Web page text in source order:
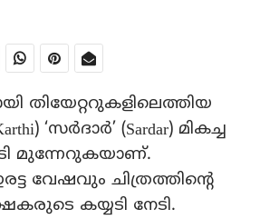
തിയേറ്ററുകളിലെത്തിയ
‘സര്‍ദാര്‍’ (Sardar) മികച്ച
മുന്നേറുകയാണ്.
വേഷവും ചിത്രത്തിന്റെ
കയ്യടി നേടി.